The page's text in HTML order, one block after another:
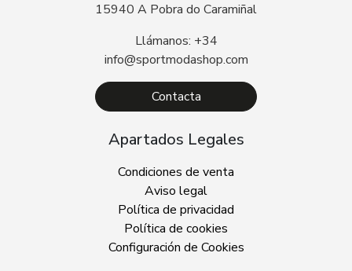
15940 A Pobra do Caramiñal
Llámanos: +34
info@sportmodashop.com
Contacta
Apartados Legales
Condiciones de venta
Aviso legal
Política de privacidad
Política de cookies
Configuración de Cookies